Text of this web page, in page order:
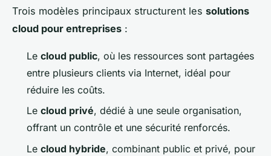
Trois modèles principaux structurent les solutions
cloud pour entreprises :
Le cloud public, où les ressources sont partagées
entre plusieurs clients via Internet, idéal pour
réduire les coûts.
Le cloud privé, dédié à une seule organisation,
offrant un contrôle et une sécurité renforcés.
Le cloud hybride, combinant public et privé, pour